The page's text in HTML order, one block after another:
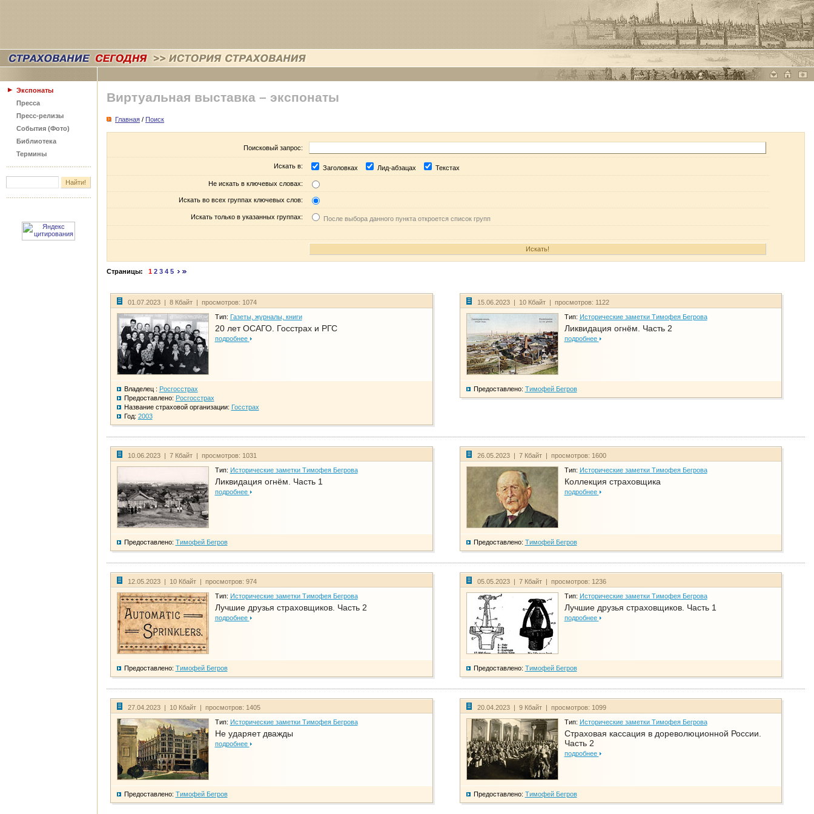
Экспонаты
Пресса
Пресс-релизы
События (Фото)
Библиотека
Термины
Виртуальная выставка – экспонаты
Главная / Поиск
Поисковый запрос:
Искать в: Заголовках Лид-абзацах Текстах
Не искать в ключевых словах:
Искать во всех группах ключевых слов:
Искать только в указанных группах: После выбора данного пункта откроется список групп
Страницы: 1 2 3 4 5
01.07.2023 | 8 Кбайт | просмотров: 1074
Тип: Газеты, журналы, книги
20 лет ОСАГО. Госстрах и РГС
подробнее
Владелец : Росгосстрах
Предоставлено: Росгосстрах
Название страховой организации: Госстрах
Год: 2003
15.06.2023 | 10 Кбайт | просмотров: 1122
Тип: Исторические заметки Тимофея Бегрова
Ликвидация огнём. Часть 2
подробнее
Предоставлено: Тимофей Бегров
10.06.2023 | 7 Кбайт | просмотров: 1031
Тип: Исторические заметки Тимофея Бегрова
Ликвидация огнём. Часть 1
подробнее
Предоставлено: Тимофей Бегров
26.05.2023 | 7 Кбайт | просмотров: 1600
Тип: Исторические заметки Тимофея Бегрова
Коллекция страховщика
подробнее
Предоставлено: Тимофей Бегров
12.05.2023 | 10 Кбайт | просмотров: 974
Тип: Исторические заметки Тимофея Бегрова
Лучшие друзья страховщиков. Часть 2
подробнее
Предоставлено: Тимофей Бегров
05.05.2023 | 7 Кбайт | просмотров: 1236
Тип: Исторические заметки Тимофея Бегрова
Лучшие друзья страховщиков. Часть 1
подробнее
Предоставлено: Тимофей Бегров
27.04.2023 | 10 Кбайт | просмотров: 1405
Тип: Исторические заметки Тимофея Бегрова
Не ударяет дважды
подробнее
Предоставлено: Тимофей Бегров
20.04.2023 | 9 Кбайт | просмотров: 1099
Тип: Исторические заметки Тимофея Бегрова
Страховая кассация в дореволюционной России.
Часть 2
подробнее
Предоставлено: Тимофей Бегров